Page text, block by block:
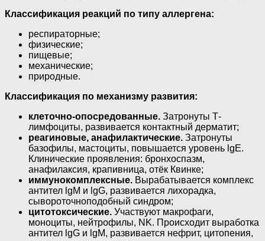
Классификация реакций по типу аллергена:
респираторные;
физические;
пищевые;
механические;
природные.
Классификация по механизму развития:
клеточно-опосредованные. Затронуты Т-
лимфоциты, развивается контактный дерматит;
реагиновые, анафилактические. Затронуты
базофилы, мастоциты, повышается уровень lgE.
Клинические проявления: бронхоспазм,
анафилаксия, крапивница, отёк Квинке;
иммунокомплексные. Вырабатывается комплекс
антител lgM и lgG, развивается лихорадка,
сывороточноподобный синдром;
цитотоксические. Участвуют макрофаги,
моноциты, нейтрофилы, NK. Происходит выработка
антител lgG и lgM, развивается нефрит, цитопения,